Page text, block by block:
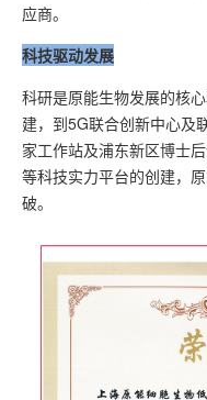
应商。
科技驱动发展
科研是原能生物发展的核
建，到5G联合创新中心及
家工作站及浦东新区博士
等科技实力平台的创建，
破。